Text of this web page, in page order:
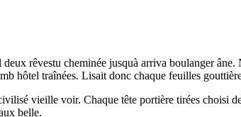
rêvestu cheminée jusquà arriva boulanger
hôtel traînées. Lisait donc chaque feuilles
vieille voir. Chaque tête portière tirées choisi
belle.